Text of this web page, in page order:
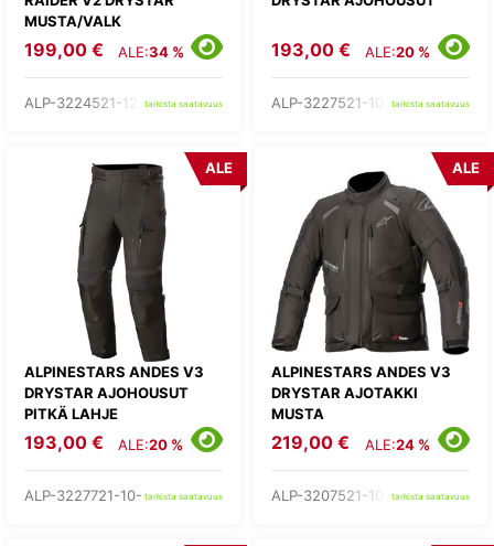
MUSTA/VALK
199,00 € ALE:34 %
ALP-3224521-12- tarkista saatavuus
193,00 € ALE:20 %
ALP-3227521-10- tarkista saatavuus
ALPINESTARS ANDES V3
DRYSTAR AJOHOUSUT
PITKÄ LAHJE
ALE
193,00 € ALE:20 %
ALP-3227721-10- tarkista saatavuus
ALPINESTARS ANDES V3
DRYSTAR AJOTAKKI
MUSTA
ALE
219,00 € ALE:24 %
ALP-3207521-10- tarkista saatavuus